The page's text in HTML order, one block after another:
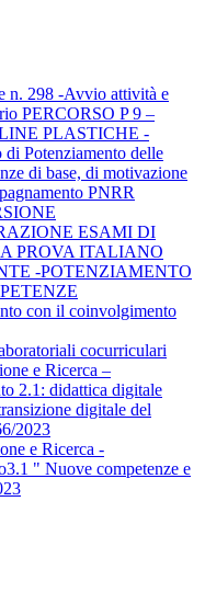
n. 298 -Avvio attività e
PERCORSO P 9 –
PLASTICHE -
di Potenziamento delle
di base, di motivazione
PNRR
ESAMI DI
PROVA ITALIANO
-POTENZIAMENTO
con il coinvolgimento
cocurriculari
e Ricerca –
2.1: didattica digitale
digitale del
2023
e Ricerca -
" Nuove competenze e